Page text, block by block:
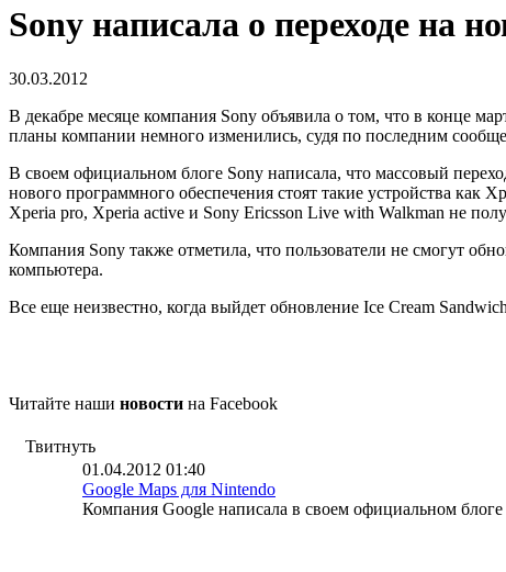
Sony написала о переходе на
30.03.2012
В декабре месяце компания Sony объявила о том, что в конце
планы компании немного изменились, судя по последним
В своем официальном блоге Sony написала, что массовый
нового программного обеспечения стоят такие устройства
Xperia pro, Xperia active и Sony Ericsson Live with Walkman не
Компания Sony также отметила, что пользователи не смогут
компьютера.
Все еще неизвестно, когда выйдет обновление Ice Cream
Читайте наши новости на Facebook
Твитнуть
01.04.2012 01:40
Google Maps для Nintendo
Компания Google написала в своем официальном